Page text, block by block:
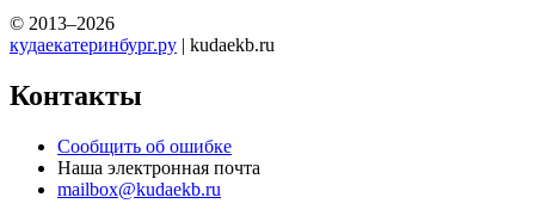
© 2013–2026
кудаекатеринбург.ру | kudaekb.ru
Контакты
Сообщить об ошибке
Наша электронная почта
mailbox@kudaekb.ru